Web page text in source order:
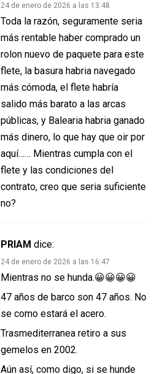
24 de enero de 2026 a las 13:48
Toda la razón, seguramente seria
más rentable haber comprado un
rolon nuevo de paquete para este
flete, la basura habria navegado
más cómoda, el flete habría
salido más barato a las arcas
públicas, y Balearia habria ganado
más dinero, lo que hay que oir por
aquí…… Mientras cumpla con el
flete y las condiciones del
contrato, creo que seria suficiente
no?
PRIAM dice:
24 de enero de 2026 a las 16:47
Mientras no se hunda.😀😀😀😀
47 años de barco son 47 años. No
se como estará el acero.
Trasmediterranea retiro a sus
gemelos en 2002.
Aún así, como digo, si se hunde